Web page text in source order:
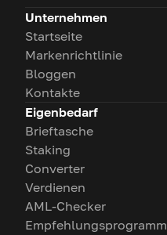
Unternehmen
Startseite
Markenrichtlinie
Bloggen
Kontakte
Eigenbedarf
Brieftasche
Staking
Converter
Verdienen
AML-Checker
Empfehlungsprogramm